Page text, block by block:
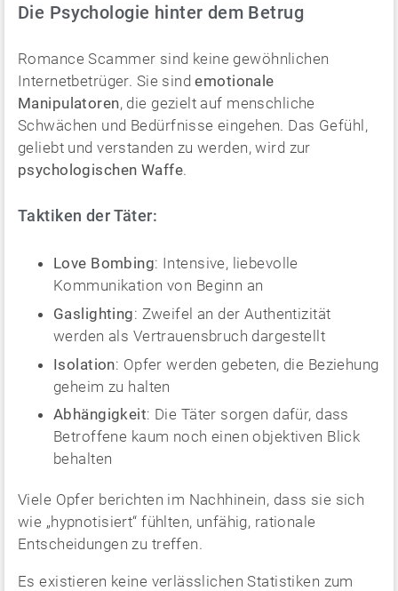
Die Psychologie hinter dem Betrug
Romance Scammer sind keine gewöhnlichen
Internetbetrüger. Sie sindemotionale
Manipulatoren, die gezielt auf menschliche
Schwächen und Bedürfnisse eingehen. Das Gefühl,
geliebt und verstanden zu werden, wird zur
psychologischen Waffe.
Taktiken der Täter:
Love Bombing: Intensive, liebevolle
Kommunikation von Beginn an
Gaslighting: Zweifel an der Authentizität
werden als Vertrauensbruch dargestellt
Isolation: Opfer werden gebeten, die Beziehung
geheim zu halten
Abhängigkeit: Die Täter sorgen dafür, dass
Betroffene kaum noch einen objektiven Blick
behalten
Viele Opfer berichten im Nachhinein, dass sie sich
wie „hypnotisiert“ fühlten, unfähig, rationale
Entscheidungen zu treffen.
Es existieren keine verlässlichen Statistiken zum